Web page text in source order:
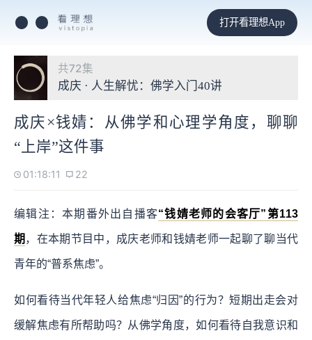
打开看理想App
共72集
成庆 · 人生解忧：佛学入门40讲
成庆×钱婧：从佛学和心理学角度，聊聊
“上岸”这件事
01:18:11 22
编辑注：本期番外出自播客“钱婧老师的会客厅”第113
期 ，在本期节目中，成庆老师和钱婧老师一起聊了聊当代
青年的“普系焦虑”。
如何看待当代年轻人给焦虑“归因”的行为？短期出走会对
缓解焦虑有所帮助吗？从佛学角度，如何看待自我意识和